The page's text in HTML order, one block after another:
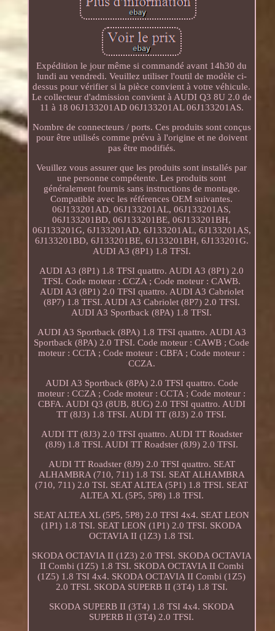
Expédition le jour même si commandé avant 14h30 du
lundi au vendredi. Veuillez utiliser l'outil de modèle ci-
dessus pour vérifier si la pièce convient à votre véhicule.
Le collecteur d'admission convient à AUDI Q3 8U 2.0 de
11 à 18 06J133201AD 06J133201AL 06J133201AS.
Nombre de connecteurs / ports. Ces produits sont conçus
pour être utilisés comme prévu à l'origine et ne doivent
pas être modifiés.
Veuillez vous assurer que les produits sont installés par
une personne compétente. Les produits sont
généralement fournis sans instructions de montage.
Compatible avec les références OEM suivantes.
06J133201AD, 06J133201AL, 06J133201AS,
06J133201BD, 06J133201BE, 06J133201BH,
06J133201G, 6J133201AD, 6J133201AL, 6J133201AS,
6J133201BD, 6J133201BE, 6J133201BH, 6J133201G.
AUDI A3 (8P1) 1.8 TFSI.
AUDI A3 (8P1) 1.8 TFSI quattro. AUDI A3 (8P1) 2.0
TFSI. Code moteur : CCZA ; Code moteur : CAWB.
AUDI A3 (8P1) 2.0 TFSI quattro. AUDI A3 Cabriolet
(8P7) 1.8 TFSI. AUDI A3 Cabriolet (8P7) 2.0 TFSI.
AUDI A3 Sportback (8PA) 1.8 TFSI.
AUDI A3 Sportback (8PA) 1.8 TFSI quattro. AUDI A3
Sportback (8PA) 2.0 TFSI. Code moteur : CAWB ; Code
moteur : CCTA ; Code moteur : CBFA ; Code moteur :
CCZA.
AUDI A3 Sportback (8PA) 2.0 TFSI quattro. Code
moteur : CCZA ; Code moteur : CCTA ; Code moteur :
CBFA. AUDI Q3 (8UB, 8UG) 2.0 TFSI quattro. AUDI
TT (8J3) 1.8 TFSI. AUDI TT (8J3) 2.0 TFSI.
AUDI TT (8J3) 2.0 TFSI quattro. AUDI TT Roadster
(8J9) 1.8 TFSI. AUDI TT Roadster (8J9) 2.0 TFSI.
AUDI TT Roadster (8J9) 2.0 TFSI quattro. SEAT
ALHAMBRA (710, 711) 1.8 TSI. SEAT ALHAMBRA
(710, 711) 2.0 TSI. SEAT ALTEA (5P1) 1.8 TFSI. SEAT
ALTEA XL (5P5, 5P8) 1.8 TFSI.
SEAT ALTEA XL (5P5, 5P8) 2.0 TFSI 4x4. SEAT LEON
(1P1) 1.8 TSI. SEAT LEON (1P1) 2.0 TFSI. SKODA
OCTAVIA II (1Z3) 1.8 TSI.
SKODA OCTAVIA II (1Z3) 2.0 TFSI. SKODA OCTAVIA
II Combi (1Z5) 1.8 TSI. SKODA OCTAVIA II Combi
(1Z5) 1.8 TSI 4x4. SKODA OCTAVIA II Combi (1Z5)
2.0 TFSI. SKODA SUPERB II (3T4) 1.8 TSI.
SKODA SUPERB II (3T4) 1.8 TSI 4x4. SKODA
SUPERB II (3T4) 2.0 TFSI.